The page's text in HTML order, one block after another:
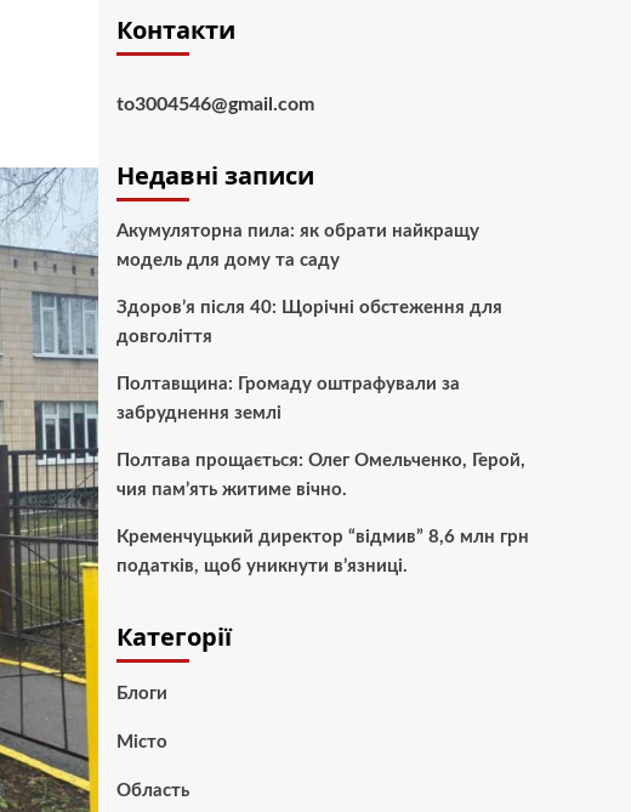
Контакти
to3004546@gmail.com
Недавні записи
Акумуляторна пила: як обрати найкращу
модель для дому та саду
Здоров’я після 40: Щорічні обстеження для
довголіття
Полтавщина: Громаду оштрафували за
забруднення землі
Полтава прощається: Олег Омельченко, Герой,
чия пам’ять житиме вічно.
Кременчуцький директор “відмив” 8,6 млн грн
податків, щоб уникнути в’язниці.
Категорії
Блоги
Місто
Область